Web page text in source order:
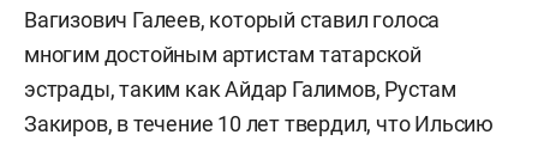
Вагизович Галеев, который ставил голоса
многим достойным артистам татарской
эстрады, таким как Айдар Галимов, Рустам
Закиров, в течение 10 лет твердил, что Ильсию